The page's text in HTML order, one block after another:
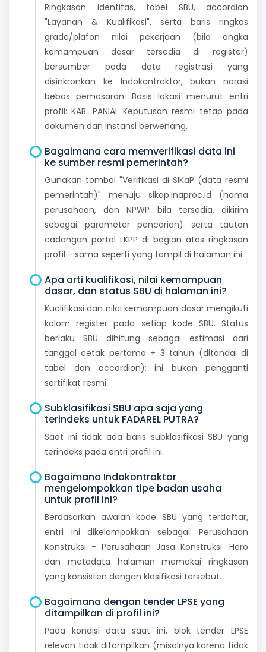
Ringkasan identitas, tabel SBU, accordion
"Layanan & Kualifikasi", serta baris ringkas
grade/plafon nilai pekerjaan (bila angka
kemampuan dasar tersedia di register)
bersumber pada data registrasi yang
disinkronkan ke Indokontraktor, bukan narasi
bebas pemasaran. Basis lokasi menurut entri
profil: KAB. PANIAI. Keputusan resmi tetap pada
dokumen dan instansi berwenang.
Bagaimana cara memverifikasi data ini
ke sumber resmi pemerintah?
Gunakan tombol "Verifikasi di SIKaP (data resmi
pemerintah)" menuju sikap.inaproc.id (nama
perusahaan, dan NPWP bila tersedia, dikirim
sebagai parameter pencarian) serta tautan
cadangan portal LKPP di bagian atas ringkasan
profil - sama seperti yang tampil di halaman ini.
Apa arti kualifikasi, nilai kemampuan
dasar, dan status SBU di halaman ini?
Kualifikasi dan nilai kemampuan dasar mengikuti
kolom register pada setiap kode SBU. Status
berlaku SBU dihitung sebagai estimasi dari
tanggal cetak pertama + 3 tahun (ditandai di
tabel dan accordion); ini bukan pengganti
sertifikat resmi.
Subklasifikasi SBU apa saja yang
terindeks untuk FADAREL PUTRA?
Saat ini tidak ada baris subklasifikasi SBU yang
terindeks pada entri profil ini.
Bagaimana Indokontraktor
mengelompokkan tipe badan usaha
untuk profil ini?
Berdasarkan awalan kode SBU yang terdaftar,
entri ini dikelompokkan sebagai: Perusahaan
Konstruksi - Perusahaan Jasa Konstruksi. Hero
dan metadata halaman memakai ringkasan
yang konsisten dengan klasifikasi tersebut.
Bagaimana dengan tender LPSE yang
ditampilkan di profil ini?
Pada kondisi data saat ini, blok tender LPSE
relevan tidak ditampilkan (misalnya karena tidak